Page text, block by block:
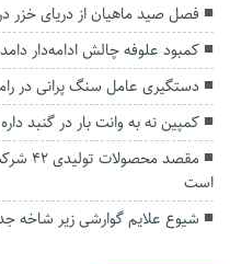
فصل صید ماهیان از دریای خزر
کمبود علوفه چالش ادامه‌دار
دستگیری عامل سنگ پرانی در
کمپین نه به وانت بار در گنبد
است
شیوع علایم گوارشی زیر شاخه